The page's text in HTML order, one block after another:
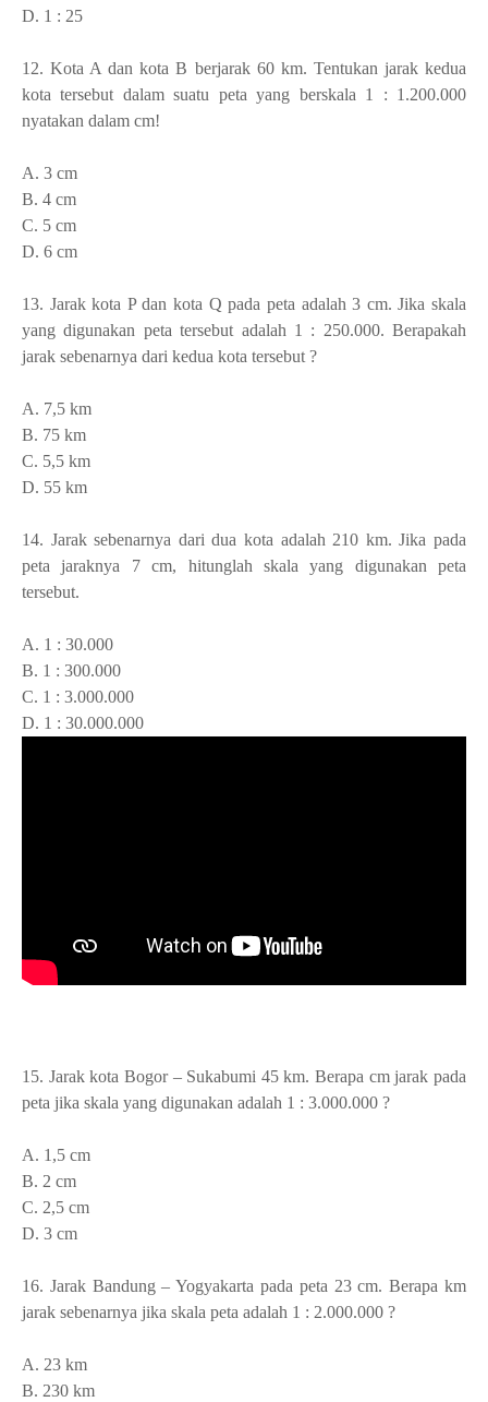
D. 1 : 25
12. Kota A dan kota B berjarak 60 km. Tentukan jarak kedua
kota tersebut dalam suatu peta yang berskala 1 : 1.200.000
nyatakan dalam cm!
A. 3 cm
B. 4 cm
C. 5 cm
D. 6 cm
13. Jarak kota P dan kota Q pada peta adalah 3 cm. Jika skala
yang digunakan peta tersebut adalah 1 : 250.000. Berapakah
jarak sebenarnya dari kedua kota tersebut ?
A. 7,5 km
B. 75 km
C. 5,5 km
D. 55 km
14. Jarak sebenarnya dari dua kota adalah 210 km. Jika pada
peta jaraknya 7 cm, hitunglah skala yang digunakan peta
tersebut.
A. 1 : 30.000
B. 1 : 300.000
C. 1 : 3.000.000
D. 1 : 30.000.000
15. Jarak kota Bogor – Sukabumi 45 km. Berapa cm jarak pada
peta jika skala yang digunakan adalah 1 : 3.000.000 ?
A. 1,5 cm
B. 2 cm
C. 2,5 cm
D. 3 cm
16. Jarak Bandung – Yogyakarta pada peta 23 cm. Berapa km
jarak sebenarnya jika skala peta adalah 1 : 2.000.000 ?
A. 23 km
B. 230 km